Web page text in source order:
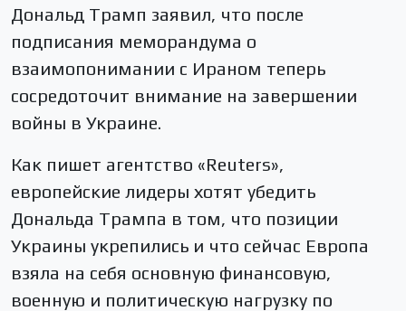
Дональд Трамп заявил, что после
подписания меморандума о
взаимопонимании с Ираном теперь
сосредоточит внимание на завершении
войны в Украине.
Как пишет агентство «Reuters»,
европейские лидеры хотят убедить
Дональда Трампа в том, что позиции
Украины укрепились и что сейчас Европа
взяла на себя основную финансовую,
военную и политическую нагрузку по